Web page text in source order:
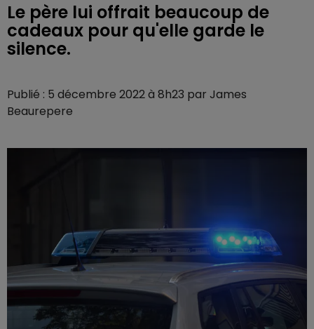
Le père lui offrait beaucoup de
cadeaux pour qu'elle garde le
silence.
Publié : 5 décembre 2022 à 8h23 par James
Beaurepere